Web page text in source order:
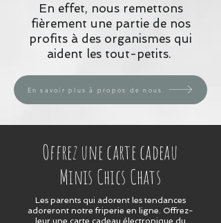
En effet, nous remettons
fièrement une partie de nos
profits à des organismes qui
aident les tout-petits.
En savoir plus à propos de nous
Offrez une carte cadeau
Minis Chics Chats
Les parents qui adorent les tendances
adoreront notre friperie en ligne. Offrez-
leur une carte cadeau électronique du